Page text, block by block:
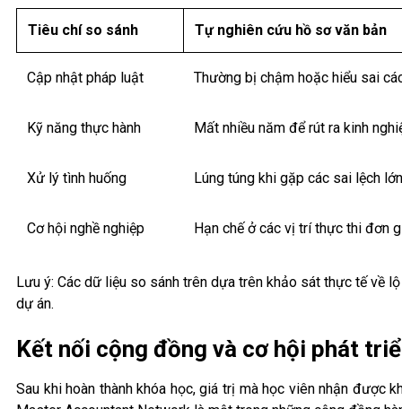
Tiêu chí so sánh Tự nghiên cứu hồ sơ văn bản
Cập nhật pháp luật Thường bị chậm hoặc hiểu sai
Kỹ năng thực hành Mất nhiều năm để rút ra kinh
Xử lý tình huống Lúng túng khi gặp các sai lệch
Cơ hội nghề nghiệp Hạn chế ở các vị trí thực thi đơn
Lưu ý: Các dữ liệu so sánh trên dựa trên khảo sát thực tế về
dự án.
Kết nối cộng đồng và cơ hội phát
Sau khi hoàn thành khóa học, giá trị mà học viên nhận được